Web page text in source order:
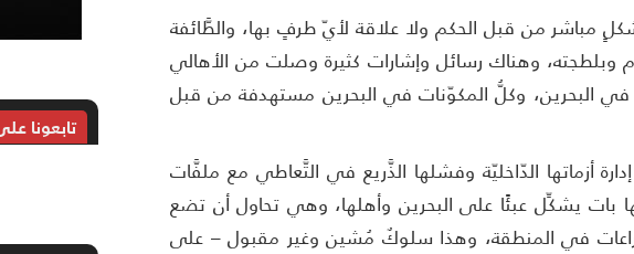
مباشر من قبل الحكم ولا علاقة لأيّ طرفٍ بها، والطَّائفة
وبلطجته، وهناك رسائل وإشارات كثيرة وصلت من الأهالي
في البحرين، وكلُّ المكوّنات في البحرين مستهدفة من قبل
أزماتها الدّاخليّة وفشلها الذَّريع في التَّعاطي مع ملفَّات
بات يشكِّل عبئًا على البحرين وأهلها، وهي تحاول أن تضع
في المنطقة، وهذا سلوكٌ مُشين وغير مقبول – على
تابعونا